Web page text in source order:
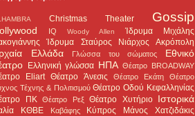
Christmas Theater Gossip
IQ Woody Allen
Ίδρυμα Μιχάλης
Ίδρυμα Σταύρος Νιάρχος Ακρόπολη
Ελλάδα Γλώσσα του σώματος
Εθνικό
Ελληνική γλώσσα ΗΠΑ Θέατρο BROADWAY
Eliart Θέατρο Άνεσις Θέατρο Εκάτη
Θέατρο
Τέχνης & Πολιτισμού Θέατρο Οδού Κεφαλληνίας
ΠΚ
Θέατρο Ρεξ Θέατρο Χυτήριο Ιστορικά
ΚΘΒΕ Καβάφης Κύπρος Μάνος Χατζιδάκις